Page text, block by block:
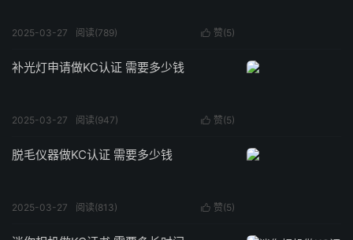
 赞(5)
2025-03-27 阅读(789)
补光灯申请做KC认证 需要多少钱
 赞(5)
2025-03-27 阅读(947)
脱毛仪器做KC认证 需要多少钱
 赞(5)
2025-03-27 阅读(813)